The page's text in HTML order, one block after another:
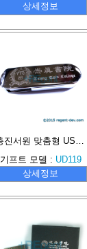
상세정보
충진서원 맞춤형 USB 메모리
기프트 모델 : UD119
상세정보